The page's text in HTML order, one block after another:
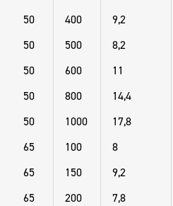
50
400 9,2
50
500 8,2
50
600 11
50
800 14,4
50
1000 17,8
65
100 8
65
150 9,2
65
200 7,8